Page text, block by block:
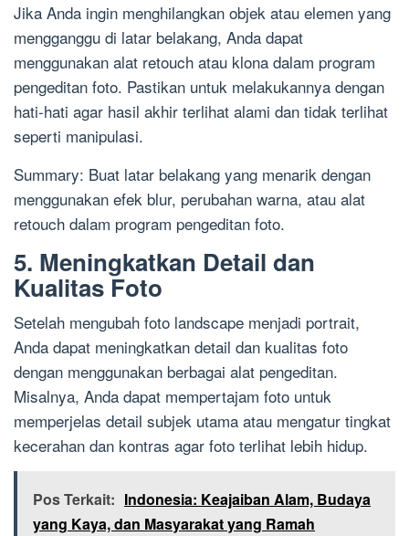
Jika Anda ingin menghilangkan objek atau elemen yang
mengganggu di latar belakang, Anda dapat
menggunakan alat retouch atau klona dalam program
pengeditan foto. Pastikan untuk melakukannya dengan
hati-hati agar hasil akhir terlihat alami dan tidak terlihat
seperti manipulasi.
Summary: Buat latar belakang yang menarik dengan
menggunakan efek blur, perubahan warna, atau alat
retouch dalam program pengeditan foto.
5. Meningkatkan Detail dan
Kualitas Foto
Setelah mengubah foto landscape menjadi portrait,
Anda dapat meningkatkan detail dan kualitas foto
dengan menggunakan berbagai alat pengeditan.
Misalnya, Anda dapat mempertajam foto untuk
memperjelas detail subjek utama atau mengatur tingkat
kecerahan dan kontras agar foto terlihat lebih hidup.
Pos Terkait: Indonesia: Keajaiban Alam, Budaya
yang Kaya, dan Masyarakat yang Ramah